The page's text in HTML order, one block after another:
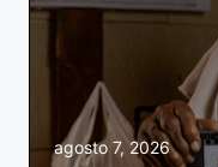
agosto 7, 2026